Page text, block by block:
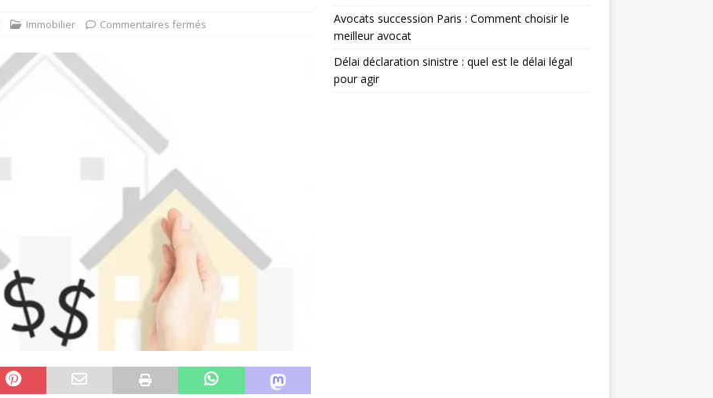
Immobilier Commentaires fermés
Avocats succession Paris : Comment choisir le
meilleur avocat
Délai déclaration sinistre : quel est le délai légal
pour agir